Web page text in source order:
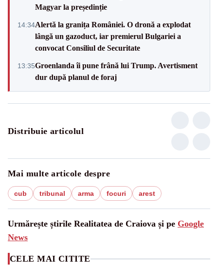
Magyar la președinție
14:34Alertă la granița României. O dronă a explodat
lângă un gazoduct, iar premierul Bulgariei a
convocat Consiliul de Securitate
13:35Groenlanda îi pune frână lui Trump. Avertisment
dur după planul de foraj
Distribuie articolul
Mai multe articole despre
cub tribunal arma focuri arest
Urmărește știrile Realitatea de Craiova și pe Google
News
CELE MAI CITITE